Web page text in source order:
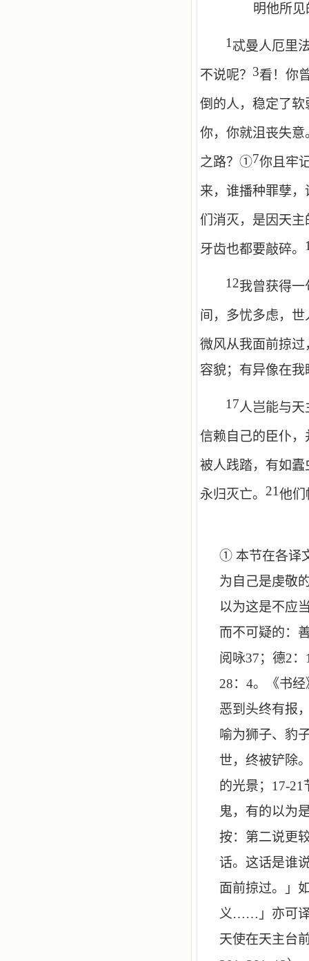
明他所
1忒曼人厄里
不说呢？ 3看！你
倒的人，稳定了软
你，你就沮丧失意
之路？①7你且牢
来，谁播种罪孽
们消灭，是因天主
牙齿也都要敲碎。
12我曾获得
间，多忧多虑，
微风从我面前掠
容貌；有异像在
17人岂能与
信赖自己的臣仆
被人践踏，有如蠹
永归灭亡。 21他们
① 本节在各译
为自己是虔敬
以为这是不应
而不可疑的：
阅咏37；德2：
28： 4。《书
恶到头终有报
喻为狮子、豹
世，终被铲
的光景； 17-21
鬼，有的以为
按：第二说更
话。这话是谁
面前掠过。」
义……」亦可译
天使在天主台